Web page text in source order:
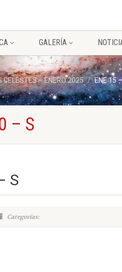
GALERÍA
CELESTES – ENERO 2025 ENE 15
– S
S
Categorías: